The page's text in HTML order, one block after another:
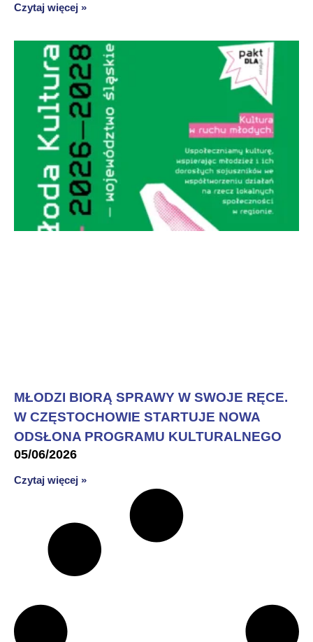
Czytaj więcej »
MŁODZI BIORĄ SPRAWY W SWOJE RĘCE.
W CZĘSTOCHOWIE STARTUJE NOWA
ODSŁONA PROGRAMU KULTURALNEGO
05/06/2026
Czytaj więcej »